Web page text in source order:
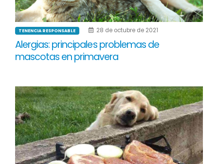
TENENCIA RESPONSABLE 28 de octubre de 2021
Alergias: principales problemas de
mascotas en primavera